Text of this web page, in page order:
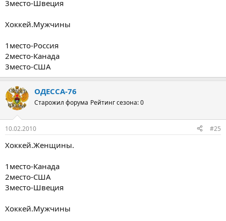
3место-Швеция
Хоккей.Мужчины
1место-Россия
2место-Канада
3место-США
ОДЕССА-76
Старожил форума Рейтинг сезона: 0
10.02.2010 #25
Хоккей.Женщины.
1место-Канада
2место-США
3место-Швеция
Хоккей.Мужчины